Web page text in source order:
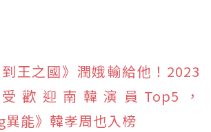
到王之國》潤娥輸給他！2023
歡迎南韓演員Top5，
異能》韓孝周也入榜